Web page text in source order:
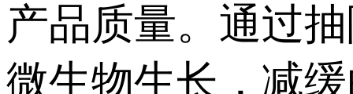
产品质量。通过
微生物生长，减